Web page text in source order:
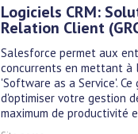
Logiciels CRM:
Relation Client
Salesforce permet aux
concurrents en mettant à
'Software as a Service'.
d'optimiser votre gestion
maximum de productivité